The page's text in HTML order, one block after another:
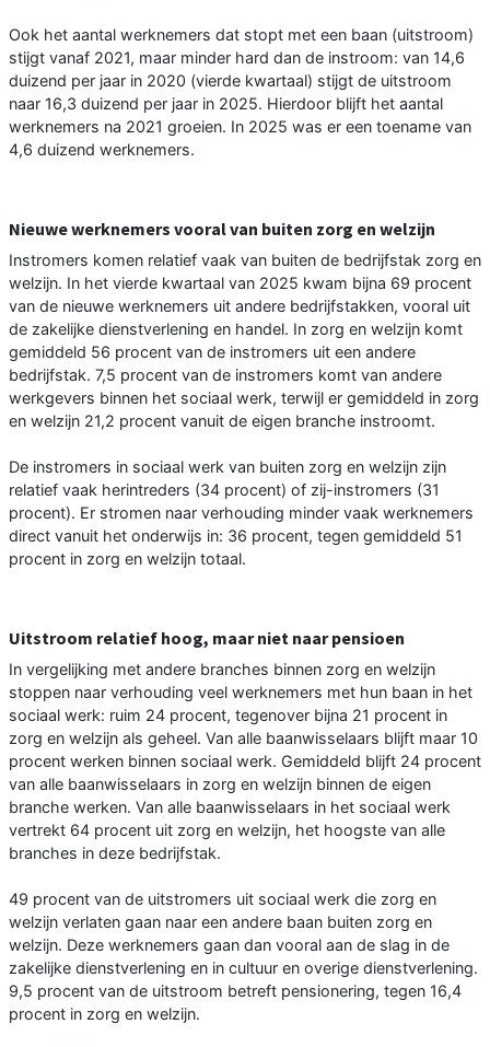
Ook het aantal werknemers dat stopt met een baan (uitstroom)
stijgt vanaf 2021, maar minder hard dan de instroom: van 14,6
duizend per jaar in 2020 (vierde kwartaal) stijgt de uitstroom
naar 16,3 duizend per jaar in 2025. Hierdoor blijft het aantal
werknemers na 2021 groeien. In 2025 was er een toename van
4,6 duizend werknemers.
Nieuwe werknemers vooral van buiten zorg en welzijn
Instromers komen relatief vaak van buiten de bedrijfstak zorg en
welzijn. In het vierde kwartaal van 2025 kwam bijna 69 procent
van de nieuwe werknemers uit andere bedrijfstakken, vooral uit
de zakelijke dienstverlening en handel. In zorg en welzijn komt
gemiddeld 56 procent van de instromers uit een andere
bedrijfstak. 7,5 procent van de instromers komt van andere
werkgevers binnen het sociaal werk, terwijl er gemiddeld in zorg
en welzijn 21,2 procent vanuit de eigen branche instroomt.
De instromers in sociaal werk van buiten zorg en welzijn zijn
relatief vaak herintreders (34 procent) of zij-instromers (31
procent). Er stromen naar verhouding minder vaak werknemers
direct vanuit het onderwijs in: 36 procent, tegen gemiddeld 51
procent in zorg en welzijn totaal.
Uitstroom relatief hoog, maar niet naar pensioen
In vergelijking met andere branches binnen zorg en welzijn
stoppen naar verhouding veel werknemers met hun baan in het
sociaal werk: ruim 24 procent, tegenover bijna 21 procent in
zorg en welzijn als geheel. Van alle baanwisselaars blijft maar 10
procent werken binnen sociaal werk. Gemiddeld blijft 24 procent
van alle baanwisselaars in zorg en welzijn binnen de eigen
branche werken. Van alle baanwisselaars in het sociaal werk
vertrekt 64 procent uit zorg en welzijn, het hoogste van alle
branches in deze bedrijfstak.
49 procent van de uitstromers uit sociaal werk die zorg en
welzijn verlaten gaan naar een andere baan buiten zorg en
welzijn. Deze werknemers gaan dan vooral aan de slag in de
zakelijke dienstverlening en in cultuur en overige dienstverlening.
9,5 procent van de uitstroom betreft pensionering, tegen 16,4
procent in zorg en welzijn.